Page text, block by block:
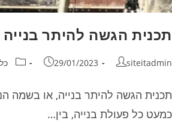
תכנית הגשה להיתר
siteitadmin
29/01/2023
תכנית הגשה להיתר בנייה, או בשמה
כמעט כל פעולת בנייה, בין…